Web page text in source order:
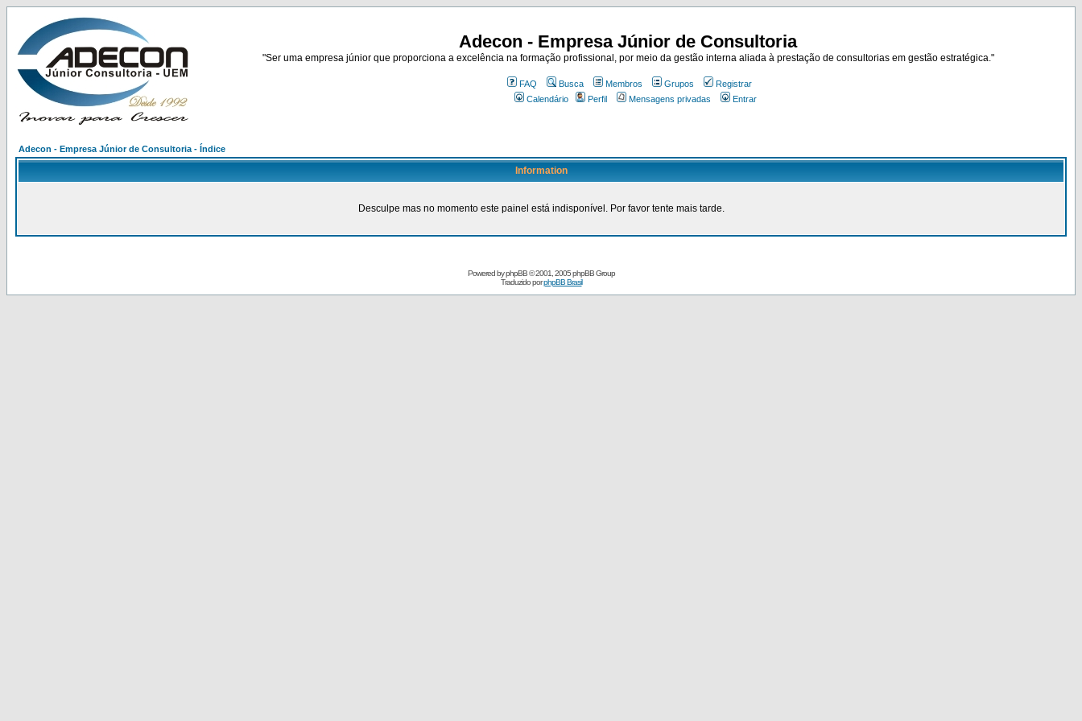
Adecon - Empresa Júnior de Consultoria
"Ser uma empresa júnior que proporciona a excelência na formação profissional, por meio da gestão interna aliada à prestação de consultorias em gestão estratégica."
FAQ Busca Membros Grupos
Registrar
Calendário
Perfil Mensagens privadas Entrar
Adecon - Empresa Júnior de Consultoria - Índice
Information
Desculpe mas no momento este painel está indisponível. Por favor tente mais tarde.
Powered byphpBB© 2001, 2005 phpBB Group
Traduzido porphpBB Brasil